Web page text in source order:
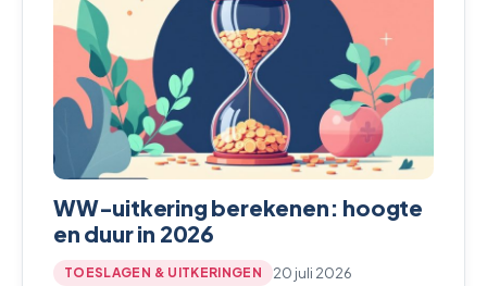
WW-uitkering berekenen: hoogte
en duur in 2026
TOESLAGEN & UITKERINGEN
20 juli 2026